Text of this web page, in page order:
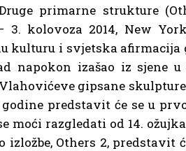
primarne strukture
3. kolovoza 2014, New
kulturu i svjetska afirmacija
napokon izašao iz sjene
gipsane skulpture
godine predstavit će se u
moći razgledati od 14.
izložbe, Others 2,